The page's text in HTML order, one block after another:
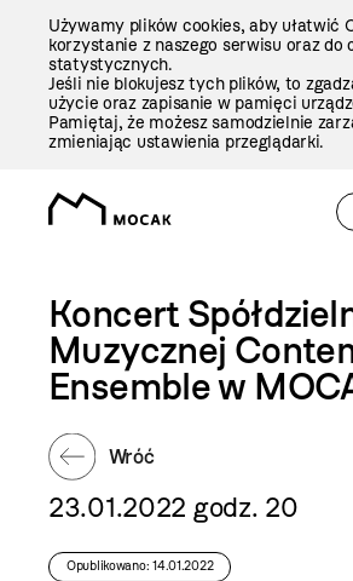
Używamy plików cookies, aby ułatwić
korzystanie z naszego serwisu oraz do
statystycznych.
Jeśli nie blokujesz tych plików, to
użycie oraz zapisanie w pamięci
Pamiętaj, że możesz samodzielnie
zmieniając ustawienia przeglądarki.
Koncert
Muzycznej
Ensemble w
Wróć
23.01.2022 godz. 20
Opublikowano: 14.01.2022